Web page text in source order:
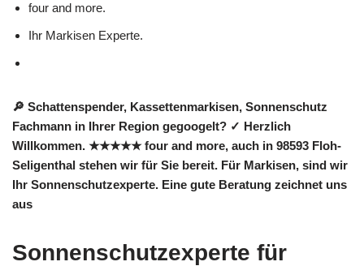
four and more.
Ihr Markisen Experte.
🔎 Schattenspender, Kassettenmarkisen, Sonnenschutz
Fachmann in Ihrer Region gegoogelt? ✓ Herzlich
Willkommen. ★★★★★ four and more, auch in 98593 Floh-
Seligenthal stehen wir für Sie bereit. Für Markisen, sind wir
Ihr Sonnenschutzexperte. Eine gute Beratung zeichnet uns
aus
Sonnenschutzexperte für